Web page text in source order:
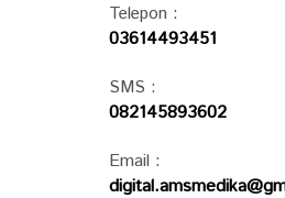
Telepon :
03614493451
SMS :
082145893602
Email :